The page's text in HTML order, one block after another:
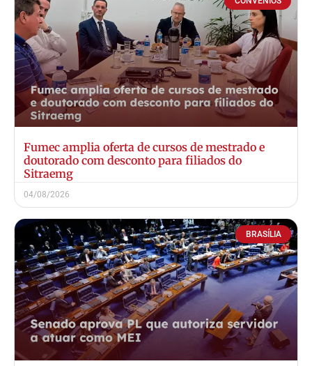
Fumec amplia oferta de cursos de mestrado e
doutorado com desconto para filiados do
Sitraemg
04/08/2026
BRASÍLIA